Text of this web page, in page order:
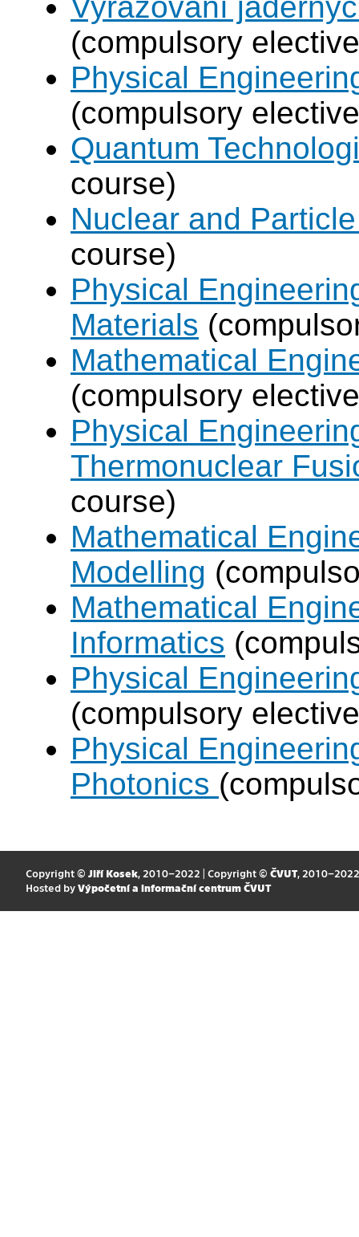
Vyřazování
(compulsory
Physical
(compulsory
Quantum
course)
Nuclear and
course)
Physical
Materials
Mathematical
(compulsory
Physical
Thermonuclear
course)
Mathematical
Modelling
Mathematical
Informatics
Physical
(compulsory
Physical
Photonics
Copyright © Jiří Kosek, 2010–2022 | Copyright © ČVUT, 2010–2022
Hosted by Výpočetní a informační centrum ČVUT